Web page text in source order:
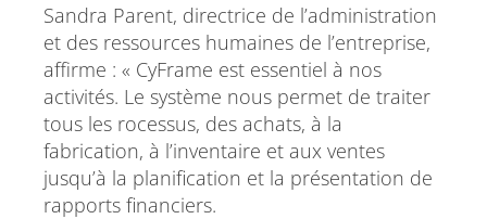
Sandra Parent, directrice de l’administration
et des ressources humaines de l’entreprise,
affirme : « CyFrame est essentiel à nos
activités. Le système nous permet de traiter
tous les rocessus, des achats, à la
fabrication, à l’inventaire et aux ventes
jusqu’à la planification et la présentation de
rapports financiers.